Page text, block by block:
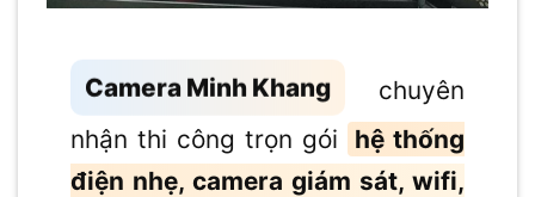
Camera Minh Khang
chuyên
nhận thi công trọn gói
hệ thống
điện nhẹ, camera giám sát, wifi,